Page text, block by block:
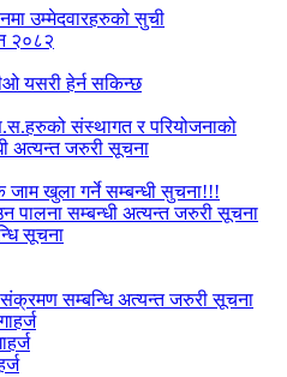
उम्मेदवारहरुको सुची
२०८२
यसरी हेर्न सकिन्छ
संस्थागत र परियोजनाको
अत्यन्त जरुरी सूचना
जाम खुला गर्ने सम्बन्धी सुचना!!!
पालना सम्बन्धी अत्यन्त जरुरी सूचना
सूचना
संक्रमण सम्बन्धि अत्यन्त जरुरी सूचना